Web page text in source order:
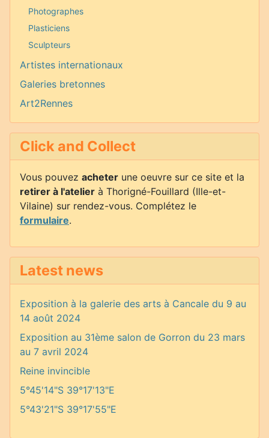
Photographes
Plasticiens
Sculpteurs
Artistes internationaux
Galeries bretonnes
Art2Rennes
Click and Collect
Vous pouvez acheter une oeuvre sur ce site et la
retirer à l'atelier à Thorigné-Fouillard (Ille-et-
Vilaine) sur rendez-vous. Complétez le
formulaire.
Latest news
Exposition à la galerie des arts à Cancale du 9 au
14 août 2024
Exposition au 31ème salon de Gorron du 23 mars
au 7 avril 2024
Reine invincible
5°45'14"S 39°17'13"E
5°43'21"S 39°17'55"E